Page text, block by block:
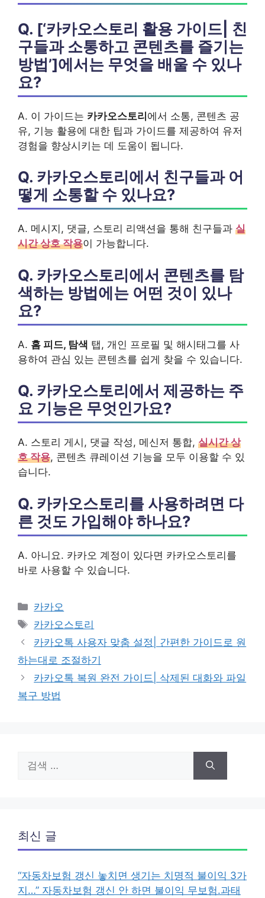
Q. [‘카카오스토리 활용 가이드| 친
구들과 소통하고 콘텐츠를 즐기는
방법’]에서는 무엇을 배울 수 있나
요?
A. 이 가이드는 카카오스토리에서 소통, 콘텐츠 공
유, 기능 활용에 대한 팁과 가이드를 제공하여 유저
경험을 향상시키는 데 도움이 됩니다.
Q. 카카오스토리에서 친구들과 어
떻게 소통할 수 있나요?
A. 메시지, 댓글, 스토리 리액션을 통해 친구들과 실
시간 상호 작용이 가능합니다.
Q. 카카오스토리에서 콘텐츠를 탐
색하는 방법에는 어떤 것이 있나
요?
A. 홈 피드, 탐색 탭, 개인 프로필 및 해시태그를 사
용하여 관심 있는 콘텐츠를 쉽게 찾을 수 있습니다.
Q. 카카오스토리에서 제공하는 주
요 기능은 무엇인가요?
A. 스토리 게시, 댓글 작성, 메신저 통합, 실시간 상
호 작용, 콘텐츠 큐레이션 기능을 모두 이용할 수 있
습니다.
Q. 카카오스토리를 사용하려면 다
른 것도 가입해야 하나요?
A. 아니요. 카카오 계정이 있다면 카카오스토리를
바로 사용할 수 있습니다.
카
테
고
리
카카오
태
그
카카오스토리
카카오톡 사용자 맞춤 설정| 간편한 가이드로 원
하는대로 조절하기
카카오톡 복원 완전 가이드| 삭제된 대화와 파일
복구 방법
색:
최신 글
“자동차보험 갱신 놓치면 생기는 치명적 불이익 3가
지…” 자동차보험 갱신 안 하면 불이익 무보험.과태